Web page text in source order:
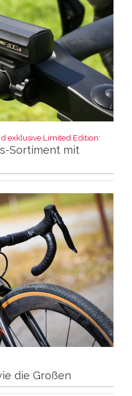
exklusive Limited Edition:
Sortiment mit
die Großen